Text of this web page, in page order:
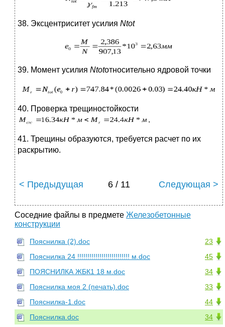
38. Эксцентриситет усилия Ntot
39. Момент усилия Ntotотносительно ядровой точки
40. Проверка трещиностойкости
.
41. Трещины образуются, требуется расчет по их
раскрытию.
< Предыдущая 6 / 11 Следующая >
Соседние файлы в предмете Железобетонные
конструкции
23
Пояснилка (2).doc
45
Пояснилка 24 !!!!!!!!!!!!!!!!!!!!!!!!!! м.doc
34
ПОЯСНИЛКА ЖБК1 18 м.doc
33
Пояснилка моя 2 (печать).doc
44
Пояснилка-1.doc
34
Пояснилка.doc